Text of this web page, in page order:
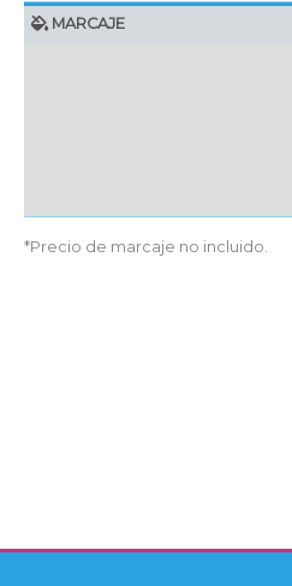
MARCAJE
*Precio de marcaje no incluido.